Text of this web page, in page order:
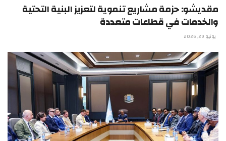
مقديشو: حزمة مشاريع تنموية لتعزيز البنية التحتية
والخدمات في قطاعات متعددة
يونيو 29, 2026